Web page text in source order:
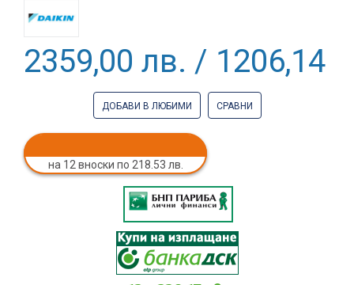
2359,00 лв. / 1206,14 €
ДОБАВИ В ЛЮБИМИ СРАВНИ
на 12 вноски по 218.53 лв.